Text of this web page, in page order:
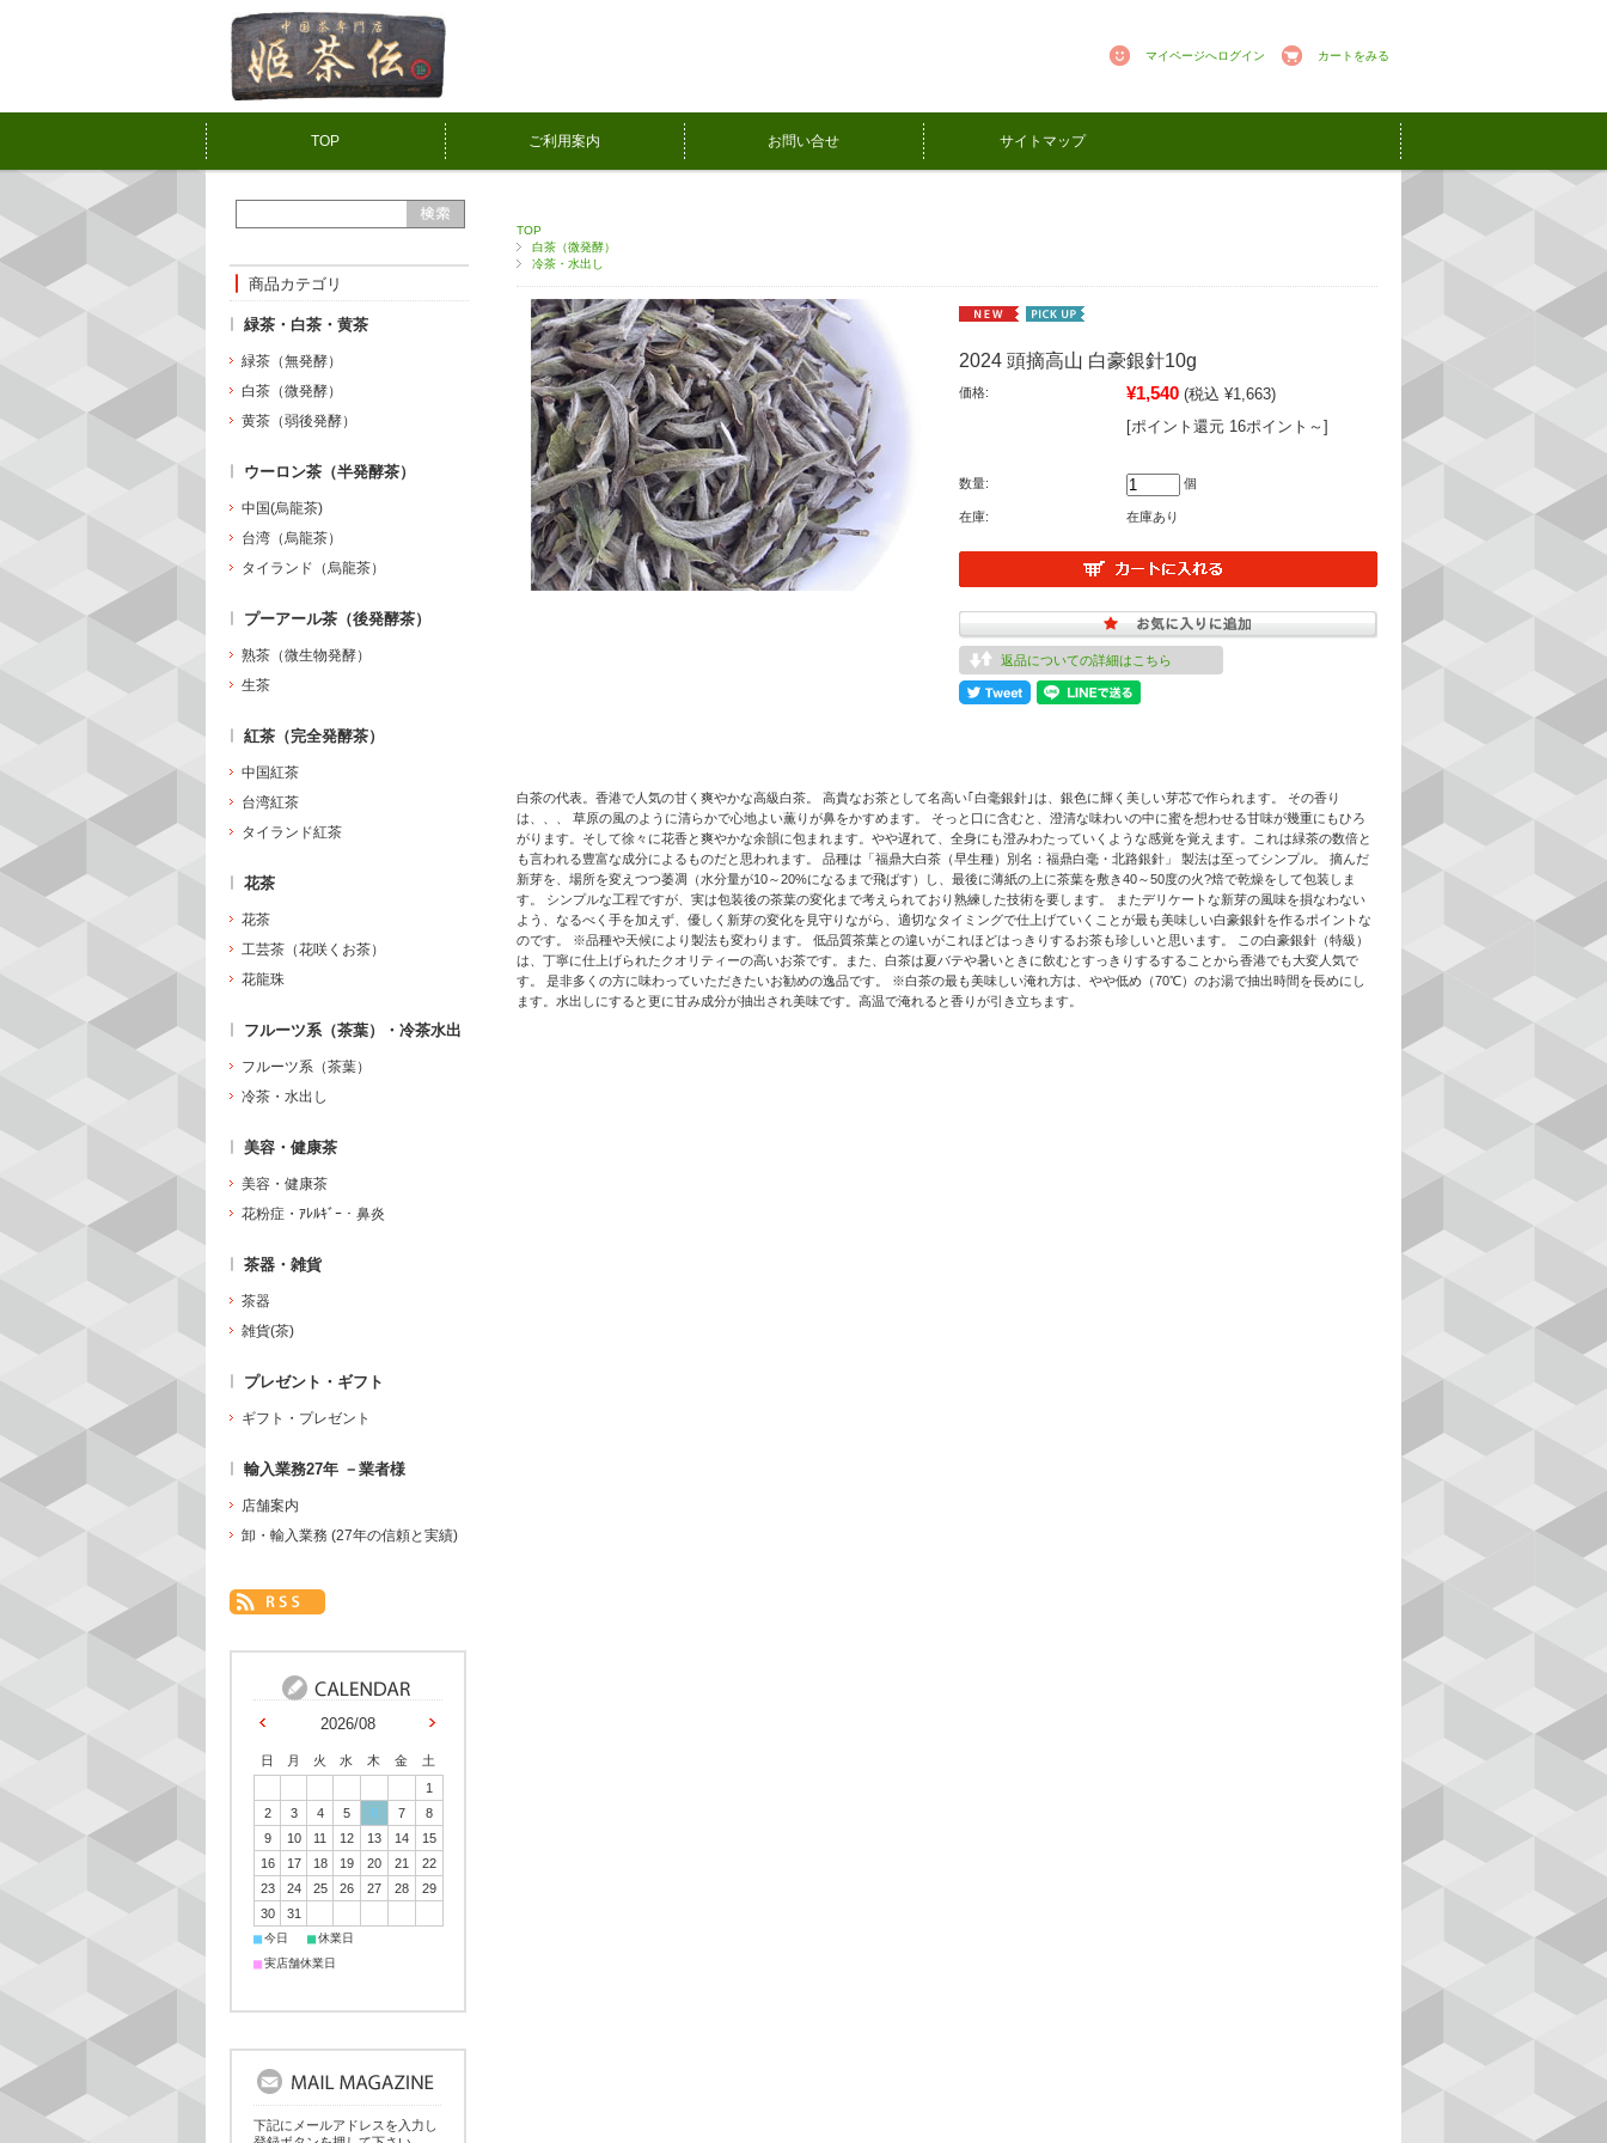
マイページへログイン カートをみる
TOP ご利用案内 お問い合せ サイトマップ
TOP
白茶（微発酵）
冷茶・水出し
2024 頭摘高山 白豪銀針10g
価格: ¥1,540 (税込 ¥1,663)
[ポイント還元 16ポイント～]
数量: 個
在庫: 在庫あり
返品についての詳細はこちら
白茶の代表。香港で人気の甘く爽やかな高級白茶。 高貴なお茶として名高い｢白毫銀針｣は、銀色に輝く美しい芽芯で作られます。 その香り
は、、、 草原の風のように清らかで心地よい薫りが鼻をかすめます。 そっと口に含むと、澄清な味わいの中に蜜を想わせる甘味が幾重にもひろ
がります。そして徐々に花香と爽やかな余韻に包まれます。やや遅れて、全身にも澄みわたっていくような感覚を覚えます。これは緑茶の数倍と
も言われる豊富な成分によるものだと思われます。 品種は「福鼎大白茶（早生種）別名：福鼎白毫・北路銀針」 製法は至ってシンプル。 摘んだ
新芽を、場所を変えつつ萎凋（水分量が10～20%になるまで飛ばす）し、最後に薄紙の上に茶葉を敷き40～50度の火?焙で乾燥をして包装しま
す。 シンプルな工程ですが、実は包装後の茶葉の変化まで考えられており熟練した技術を要します。 またデリケートな新芽の風味を損なわない
よう、なるべく手を加えず、優しく新芽の変化を見守りながら、適切なタイミングで仕上げていくことが最も美味しい白豪銀針を作るポイントな
のです。 ※品種や天候により製法も変わります。 低品質茶葉との違いがこれほどはっきりするお茶も珍しいと思います。 この白豪銀針（特級）
は、丁寧に仕上げられたクオリティーの高いお茶です。また、白茶は夏バテや暑いときに飲むとすっきりするすることから香港でも大変人気で
す。 是非多くの方に味わっていただきたいお勧めの逸品です。 ※白茶の最も美味しい淹れ方は、やや低め（70℃）のお湯で抽出時間を長めにし
ます。水出しにすると更に甘み成分が抽出され美味です。高温で淹れると香りが引き立ちます。
商品カテゴリ
緑茶・白茶・黄茶
緑茶（無発酵）
白茶（微発酵）
黄茶（弱後発酵）
ウーロン茶（半発酵茶）
中国(烏龍茶)
台湾（烏龍茶）
タイランド（烏龍茶）
プーアール茶（後発酵茶）
熟茶（微生物発酵）
生茶
紅茶（完全発酵茶）
中国紅茶
台湾紅茶
タイランド紅茶
花茶
花茶
工芸茶（花咲くお茶）
花龍珠
フルーツ系（茶葉）・冷茶水出
フルーツ系（茶葉）
冷茶・水出し
美容・健康茶
美容・健康茶
花粉症・ｱﾚﾙｷﾞｰ・鼻炎
茶器・雑貨
茶器
雑貨(茶)
プレゼント・ギフト
ギフト・プレゼント
輸入業務27年 －業者様
店舗案内
卸・輸入業務 (27年の信頼と実績)
2026/08
日 月 火 水 木 金
土
1
2
3 4 5 6 7
8
9
10 11 12 13 14
15
16
17 18 19 20 21
22
23
24 25 26 27 28
29
30
31
■今日 ■休業日
■実店舗休業日
下記にメールアドレスを入力し